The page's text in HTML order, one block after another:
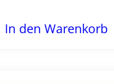
In den Warenkorb